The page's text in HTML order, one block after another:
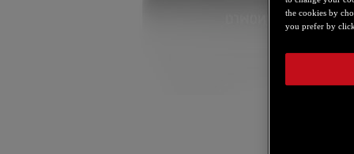
the cookies by
you prefer by